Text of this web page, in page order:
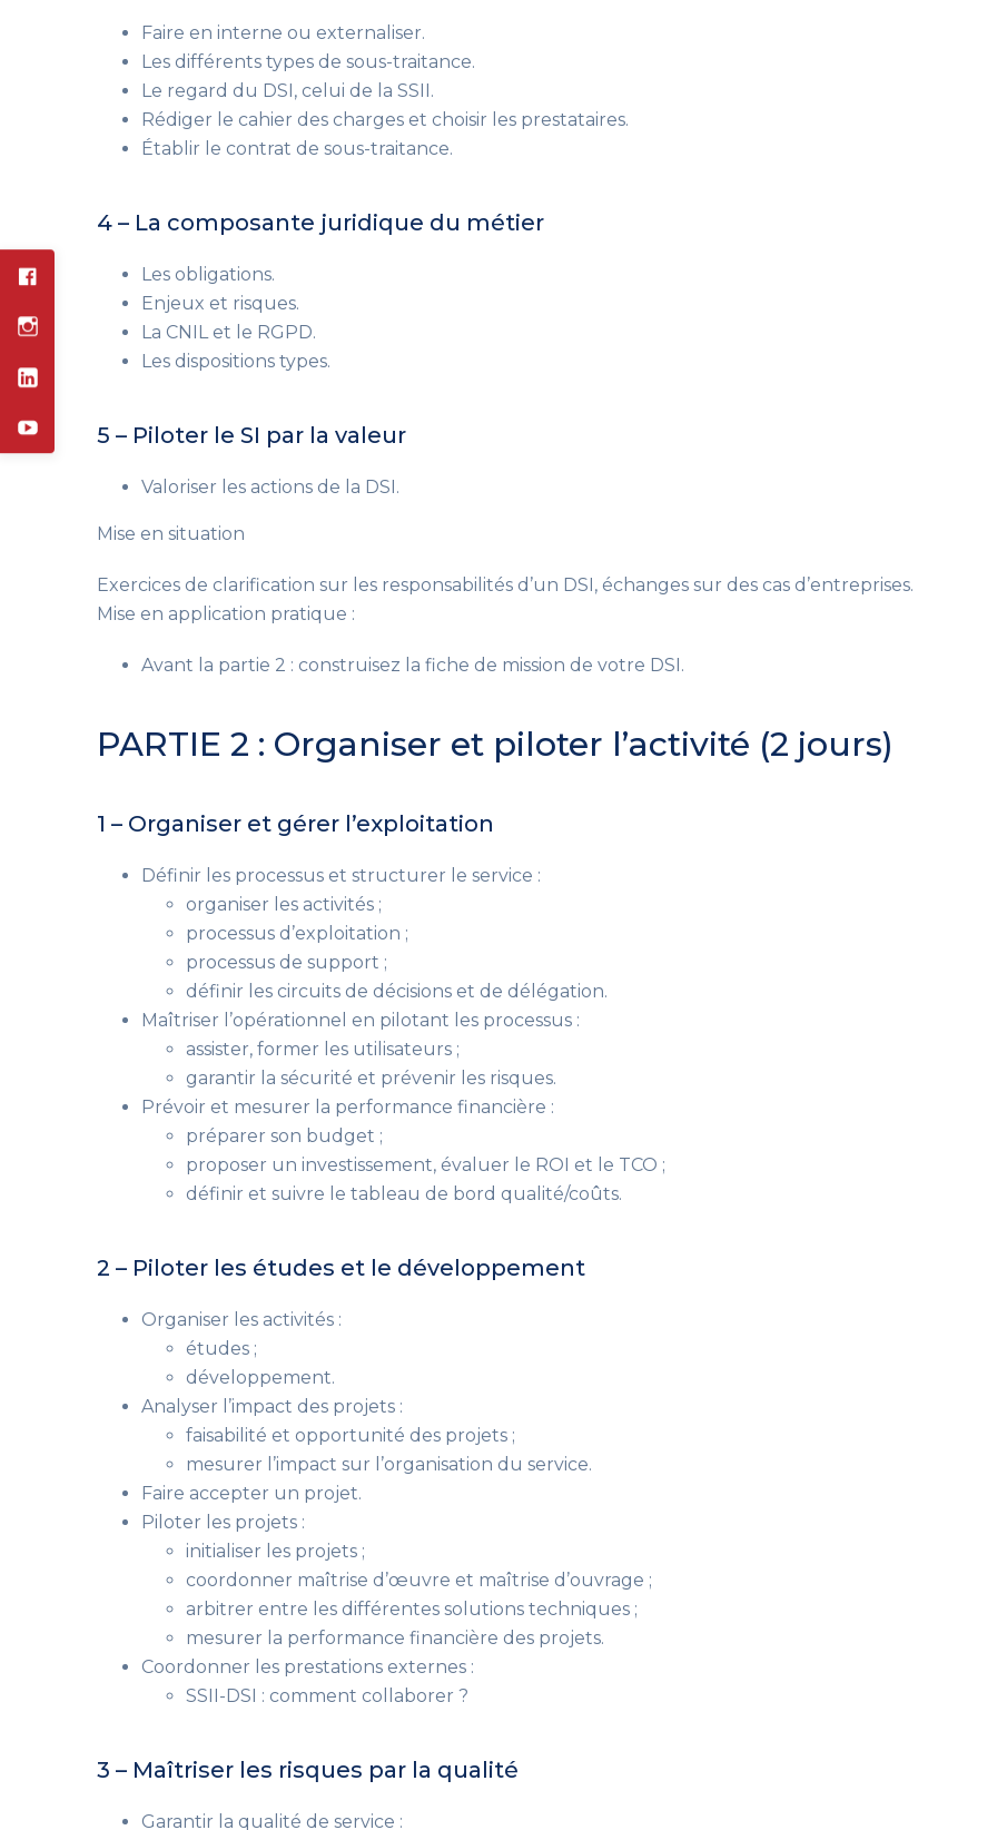
Faire en interne ou externaliser.
Les différents types de sous-traitance.
Le regard du DSI, celui de la SSII.
Rédiger le cahier des charges et choisir les prestataires.
Établir le contrat de sous-traitance.
4 – La composante juridique du métier
Les obligations.
Enjeux et risques.
La CNIL et le RGPD.
Les dispositions types.
5 – Piloter le SI par la valeur
Valoriser les actions de la DSI.
Mise en situation
Exercices de clarification sur les responsabilités d’un DSI, échanges sur des cas d’entreprises.
Mise en application pratique :
Avant la partie 2 : construisez la fiche de mission de votre DSI.
PARTIE 2 : Organiser et piloter l’activité (2 jours)
1 – Organiser et gérer l’exploitation
Définir les processus et structurer le service :
organiser les activités ;
processus d’exploitation ;
processus de support ;
définir les circuits de décisions et de délégation.
Maîtriser l’opérationnel en pilotant les processus :
assister, former les utilisateurs ;
garantir la sécurité et prévenir les risques.
Prévoir et mesurer la performance financière :
préparer son budget ;
proposer un investissement, évaluer le ROI et le TCO ;
définir et suivre le tableau de bord qualité/coûts.
2 – Piloter les études et le développement
Organiser les activités :
études ;
développement.
Analyser l’impact des projets :
faisabilité et opportunité des projets ;
mesurer l’impact sur l’organisation du service.
Faire accepter un projet.
Piloter les projets :
initialiser les projets ;
coordonner maîtrise d’œuvre et maîtrise d’ouvrage ;
arbitrer entre les différentes solutions techniques ;
mesurer la performance financière des projets.
Coordonner les prestations externes :
SSII-DSI : comment collaborer ?
3 – Maîtriser les risques par la qualité
Garantir la qualité de service :